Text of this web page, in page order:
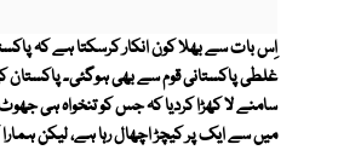
اِس بات سے بھلا کون انکار کرسکتا ہے کہ
غلطی پاکستانی قوم سے بھی ہوگئی۔ پاکستان
سامنے لا کھڑا کردیا کہ جس کو تنخواہ ہی
میں سے ایک پر کیچڑ اچھال رہا ہے، لیکن